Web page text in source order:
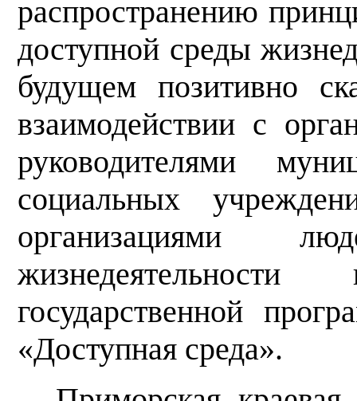
распространению
доступной среды
будущем позитивно
взаимодействии с
руководителями
социальных
организациями
жизнедеятельности
государственной
«Доступная среда».